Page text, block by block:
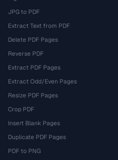
JPG to PDF
Extract Text from PDF
Delete PDF Pages
Reverse PDF
Extract PDF Pages
Extract Odd/Even Pages
Resize PDF Pages
Crop PDF
Insert Blank Pages
Duplicate PDF Pages
PDF to PNG